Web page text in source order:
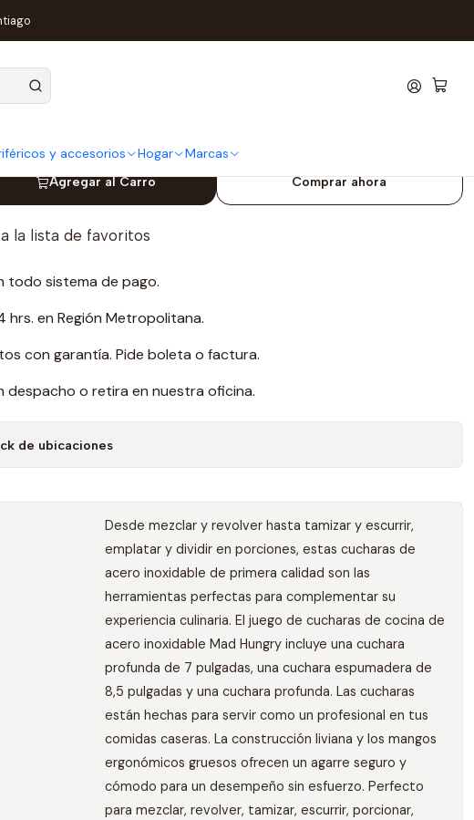
y accesorios Hogar Marcas
inoxidable 3 piezas
Mad Hungry acero
Agregar al Carro Comprar ahora
la lista de favoritos
todo sistema de pago.
hrs. en Región Metropolitana.
con garantía. Pide boleta o factura.
despacho o retira en nuestra oficina.
de ubicaciones
Desde mezclar y revolver hasta tamizar y escurrir,
emplatar y dividir en porciones, estas cucharas de
acero inoxidable de primera calidad son las
herramientas perfectas para complementar su
experiencia culinaria. El juego de cucharas de cocina de
acero inoxidable Mad Hungry incluye una cuchara
profunda de 7 pulgadas, una cuchara espumadera de
8,5 pulgadas y una cuchara profunda. Las cucharas
están hechas para servir como un profesional en tus
comidas caseras. La construcción liviana y los mangos
ergonómicos gruesos ofrecen un agarre seguro y
cómodo para un desempeño sin esfuerzo. Perfecto
para mezclar, revolver, tamizar, escurrir, porcionar,